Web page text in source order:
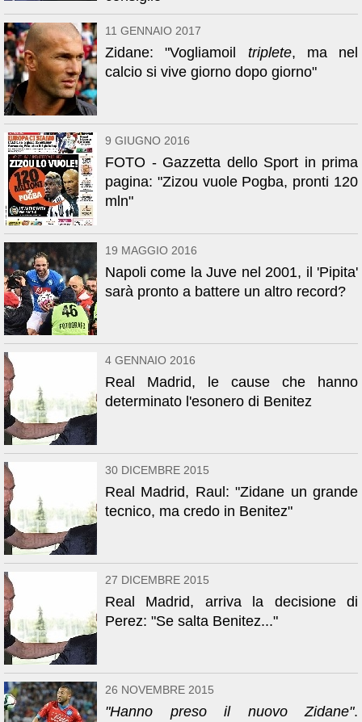
11 GENNAIO 2017
Zidane: "Vogliamoil triplete, ma nel
calcio si vive giorno dopo giorno"
9 GIUGNO 2016
FOTO - Gazzetta dello Sport in prima
pagina: "Zizou vuole Pogba, pronti 120
mln"
19 MAGGIO 2016
Napoli come la Juve nel 2001, il 'Pipita'
sarà pronto a battere un altro record?
4 GENNAIO 2016
Real Madrid, le cause che hanno
determinato l'esonero di Benitez
30 DICEMBRE 2015
Real Madrid, Raul: "Zidane un grande
tecnico, ma credo in Benitez"
27 DICEMBRE 2015
Real Madrid, arriva la decisione di
Perez: "Se salta Benitez..."
26 NOVEMBRE 2015
"Hanno preso il nuovo Zidane".